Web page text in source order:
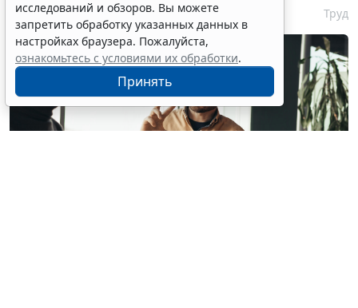
7 августа 2026 17:11 Труд
исследований и обзоров. Вы можете
запретить обработку указанных данных в
настройках браузера. Пожалуйста,
ознакомьтесь с условиями их обработки.
Принять